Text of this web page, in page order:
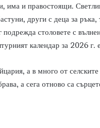
има и правостоящи.
други с деца за
подрежда столовете с
календар за 2026 г.
а в много от
а сега отново са